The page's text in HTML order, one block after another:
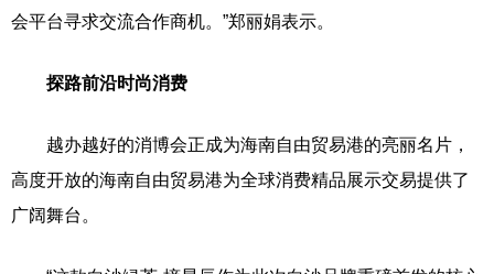
会平台寻求交流合作商机。”郑丽娟表示。
探路前沿时尚消费
越办越好的消博会正成为海南自由贸易港的亮丽名片，
高度开放的海南自由贸易港为全球消费精品展示交易提供了
广阔舞台。